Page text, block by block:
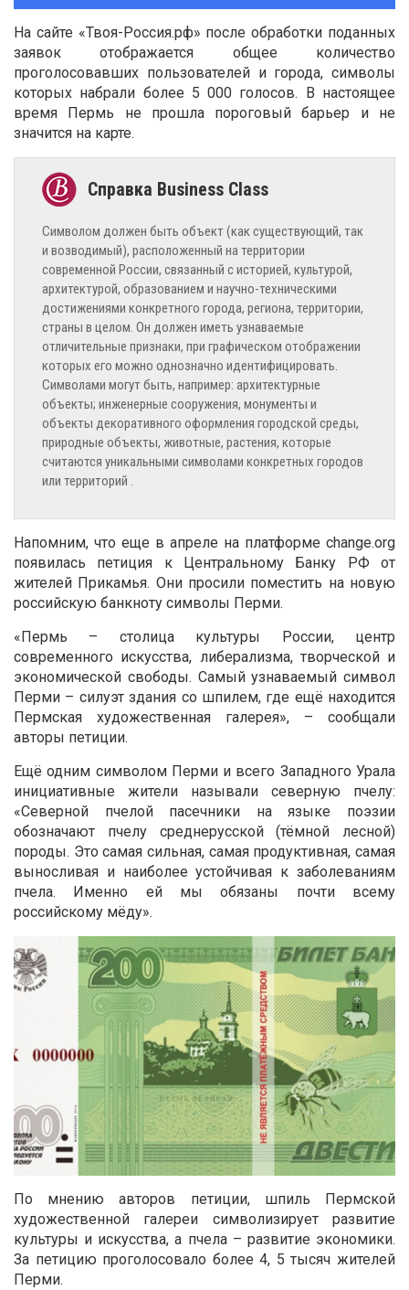
На сайте «Твоя-Россия.рф» после обработки поданных
заявок отображается общее количество
проголосовавших пользователей и города, символы
которых набрали более 5 000 голосов. В настоящее
время Пермь не прошла пороговый барьер и не
значится на карте.
Символом должен быть объект (как существующий, так
и возводимый), расположенный на территории
современной России, связанный с историей, культурой,
архитектурой, образованием и научно-техническими
достижениями конкретного города, региона, территории,
страны в целом. Он должен иметь узнаваемые
отличительные признаки, при графическом отображении
которых его можно однозначно идентифицировать.
Символами могут быть, например: архитектурные
объекты; инженерные сооружения, монументы и
объекты декоративного оформления городской среды,
природные объекты, животные, растения, которые
считаются уникальными символами конкретных городов
или территорий .
Напомним, что еще в апреле на платформе change.org
появилась петиция к Центральному Банку РФ от
жителей Прикамья. Они просили поместить на новую
российскую банкноту символы Перми.
«Пермь – столица культуры России, центр
современного искусства, либерализма, творческой и
экономической свободы. Самый узнаваемый символ
Перми – силуэт здания со шпилем, где ещё находится
Пермская художественная галерея», – сообщали
авторы петиции.
Ещё одним символом Перми и всего Западного Урала
инициативные жители называли северную пчелу:
«Северной пчелой пасечники на языке поэзии
обозначают пчелу среднерусской (тёмной лесной)
породы. Это самая сильная, самая продуктивная, самая
выносливая и наиболее устойчивая к заболеваниям
пчела. Именно ей мы обязаны почти всему
российскому мёду».
По мнению авторов петиции, шпиль Пермской
художественной галереи символизирует развитие
культуры и искусства, а пчела – развитие экономики.
За петицию проголосовало более 4, 5 тысяч жителей
Перми.